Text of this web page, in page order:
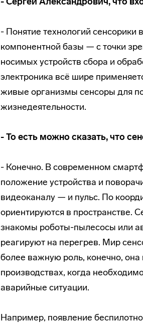
- Понятие технологий сенсорики
компонентной базы — с точки
носимых устройств сбора и
электроника всё шире
живые организмы сенсоры для
жизнедеятельности.
- То есть можно сказать, что
- Конечно. В современном
положение устройства и
видеоканалу — и пульс. По
ориентируются в пространстве.
знакомы роботы-пылесосы или
реагируют на перегрев. Мир
более важную роль, конечно,
производствах, когда
аварийные ситуации.
Например, появление